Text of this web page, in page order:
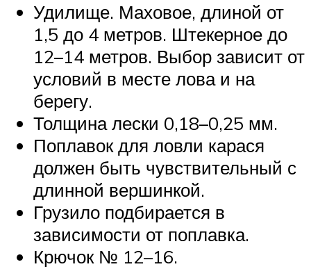
Удилище. Маховое, длиной от
1,5 до 4 метров. Штекерное до
12–14 метров. Выбор зависит от
условий в месте лова и на
берегу.
Толщина лески 0,18–0,25 мм.
Поплавок для ловли карася
должен быть чувствительный с
длинной вершинкой.
Грузило подбирается в
зависимости от поплавка.
Крючок № 12–16.